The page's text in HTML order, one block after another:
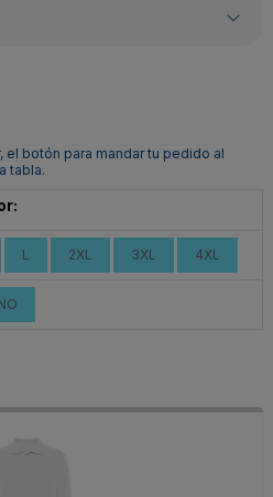
botón para mandar tu pedido al
tabla.
L 2XL 3XL 4XL